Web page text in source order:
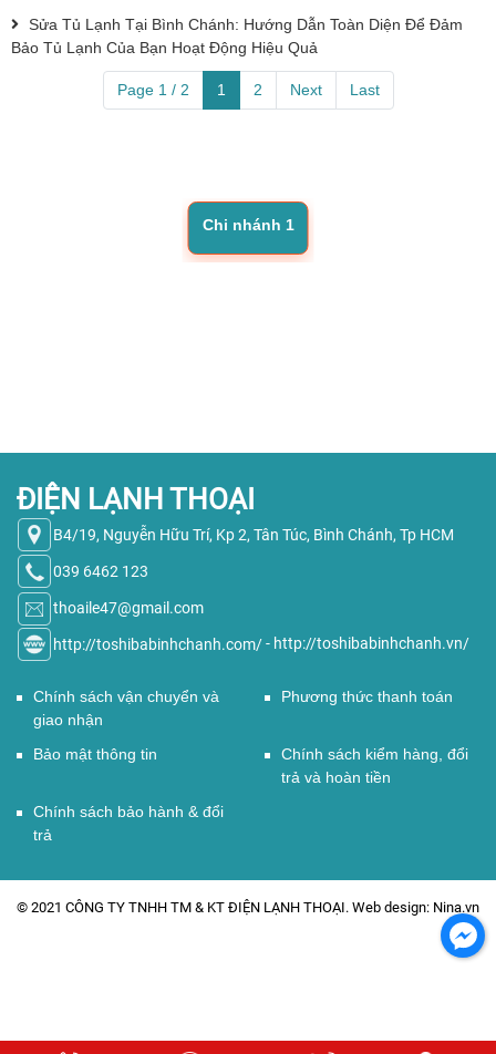
Sửa Tủ Lạnh Tại Bình Chánh: Hướng Dẫn Toàn Diện Để Đảm
Bảo Tủ Lạnh Của Bạn Hoạt Động Hiệu Quả
Page 1 / 2 1 2 Next Last
Chi nhánh 1
ĐIỆN LẠNH THOẠI
B4/19, Nguyễn Hữu Trí, Kp 2, Tân Túc, Bình Chánh, Tp HCM
039 6462 123
thoaile47@gmail.com
http://toshibabinhchanh.com/- http://toshibabinhchanh.vn/
Chính sách vận chuyển và
giao nhận
Phương thức thanh toán
Bảo mật thông tin
Chính sách kiểm hàng, đổi
trả và hoàn tiền
Chính sách bảo hành & đổi
trả
© 2021 CÔNG TY TNHH TM & KT ĐIỆN LẠNH THOẠI. Web design: Nina.vn